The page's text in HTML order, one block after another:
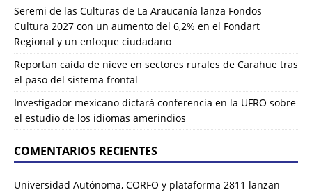
Seremi de las Culturas de La Araucanía lanza Fondos
Cultura 2027 con un aumento del 6,2% en el Fondart
Regional y un enfoque ciudadano
Reportan caída de nieve en sectores rurales de Carahue tras
el paso del sistema frontal
Investigador mexicano dictará conferencia en la UFRO sobre
el estudio de los idiomas amerindios
COMENTARIOS RECIENTES
Universidad Autónoma, CORFO y plataforma 2811 lanzan